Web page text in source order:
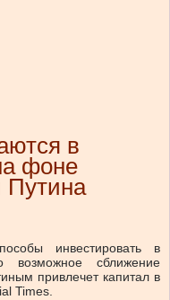
в
фоне
Путина
инвестировать в
возможное сближение
привлечет капитал в
Times.